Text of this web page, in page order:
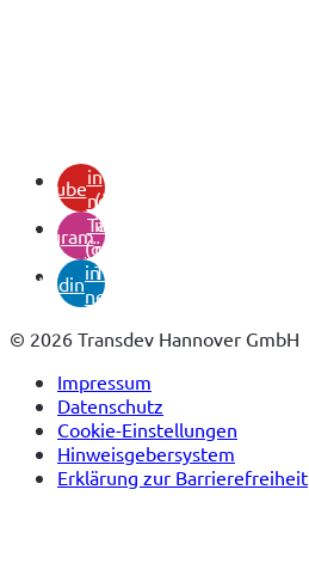
youtubein
neuem
Tab)
instagram
(öffnet
in
neuem
Tab)
linkedin
(öffnet
in
neuem
© 2026 Transdev Hannover GmbH
Impressum
Datenschutz
Cookie-Einstellungen
Hinweisgebersystem
Erklärung zur Barrierefreiheit